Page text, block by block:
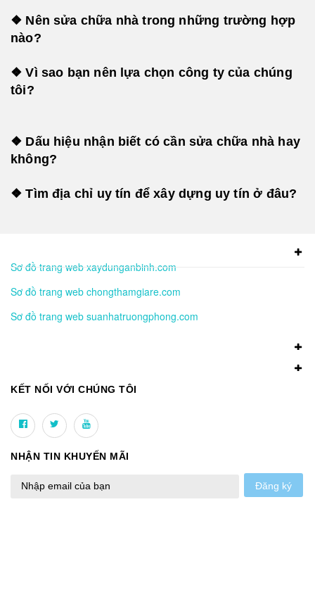
❖ Nên sửa chữa nhà trong những trường hợp
nào?
❖ Vì sao bạn nên lựa chọn công ty của chúng
tôi?
❖ Dấu hiệu nhận biết có cần sửa chữa nhà hay
không?
❖ Tìm địa chỉ uy tín để xây dựng uy tín ở đâu?
Sơ đồ trang web xaydunganbinh.com
Sơ đồ trang web chongthamgiare.com
Sơ đồ trang web suanhatruongphong.com
KẾT NỐI VỚI CHÚNG TÔI
NHẬN TIN KHUYẾN MÃI
Đăng ký